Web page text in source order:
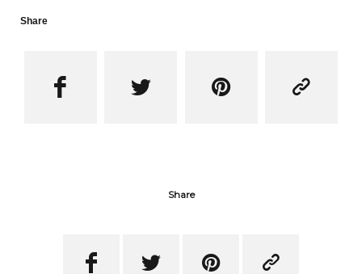
Share
   
Share
   